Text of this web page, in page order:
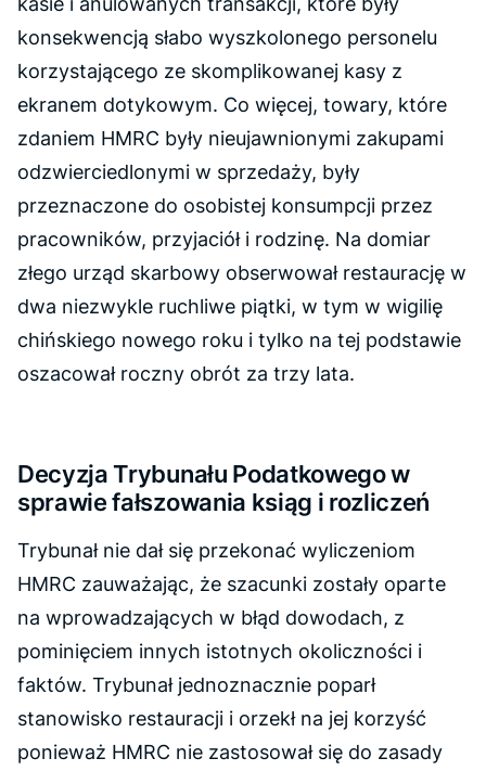
konsekwencją słabo wyszkolonego personelu
korzystającego ze skomplikowanej kasy z
ekranem dotykowym. Co więcej, towary, które
zdaniem HMRC były nieujawnionymi zakupami
odzwierciedlonymi w sprzedaży, były
przeznaczone do osobistej konsumpcji przez
pracowników, przyjaciół i rodzinę. Na domiar
złego urząd skarbowy obserwował restaurację w
dwa niezwykle ruchliwe piątki, w tym w wigilię
chińskiego nowego roku i tylko na tej podstawie
oszacował roczny obrót za trzy lata.
Decyzja Trybunału Podatkowego w
sprawie fałszowania ksiąg i rozliczeń
Trybunał nie dał się przekonać wyliczeniom
HMRC zauważając, że szacunki zostały oparte
na wprowadzających w błąd dowodach, z
pominięciem innych istotnych okoliczności i
faktów. Trybunał jednoznacznie poparł
stanowisko restauracji i orzekł na jej korzyść
ponieważ HMRC nie zastosował się do zasady